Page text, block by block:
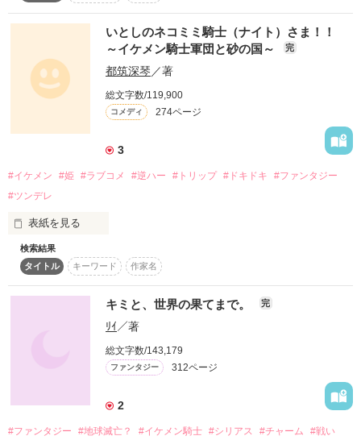
イケメン騎士が買っていく花束を切っ掛けに、
アンネリーエの隠されていた力が明かされる、
異世界お仕事ファンタジーです。
有難いことにランキングに載せていただきました！
お読み下さった皆様、本当に有難うございます！(*´艸｀*)
なる様
嬉しいレビューを有難うございます！感謝です！( ´ ▽ ` )ノ
いとしのネコミミ騎士（ナイト）さま！！
～イケメン騎士軍団と砂の国～
完
都筑深琴／著
総文字数/119,900
コメディ 274ページ
3
#イケメン #姫 #ラブコメ #逆ハー #トリップ #ドキドキ
#ファンタジー
#ツンデレ
表紙を見る
いつかあたしを迎えに来てくれる。
そう、あなたはあたしの運命の王子様。
はやくあたしを迎えにきて！！
あたし、ずっとあなたを待っていたのよ！！
っていうか、ここはどこ？
検索結果
タイトル
キーワード 作家名
キミと、世界の果てまで。 完
ﾘｲ／著
総文字数/143,179
ファンタジー 312ページ
2
#ファンタジー #地球滅亡？ #イケメン騎士 #シリアス #チャーム #戦い